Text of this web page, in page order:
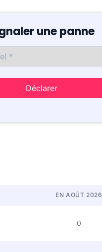
une panne
Déclarer
EN AOÛT 2026
0